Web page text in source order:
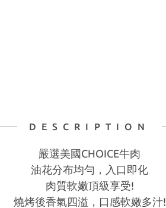
DESCRIPTION
嚴選美國CHOICE牛肉
油花分布均勻，入口即化
肉質軟嫩頂級享受!
燒烤後香氣四溢，口感軟嫩多汁!